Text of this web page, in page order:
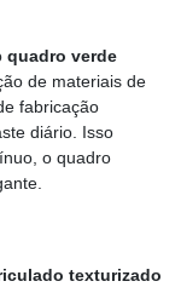
quadro verde
de materiais de
fabricação
diário. Isso
o quadro
texturizado